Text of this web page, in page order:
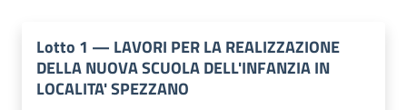
Lotto 1 — LAVORI PER LA REALIZZAZIONE
DELLA NUOVA SCUOLA DELL'INFANZIA IN
LOCALITA' SPEZZANO